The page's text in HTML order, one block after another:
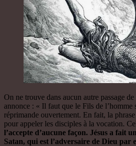
On ne trouve dans aucun autre passage
annonce : « Il faut que le Fils de l’homme
réprimande ouvertement. En fait, la
pour appeler les disciples à la vocation.
l’accepte d’aucune façon. Jésus a fait
Satan, qui est l’adversaire de Dieu par